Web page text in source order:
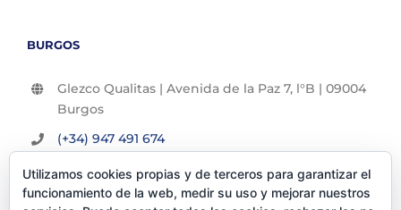
BURGOS
Glezco Qualitas | Avenida de la Paz 7, l°B | 09004
Burgos
(+34) 947 491 674
info@glezco.com
Utilizamos cookies propias y de terceros para garantizar el
funcionamiento de la web, medir su uso y mejorar nuestros